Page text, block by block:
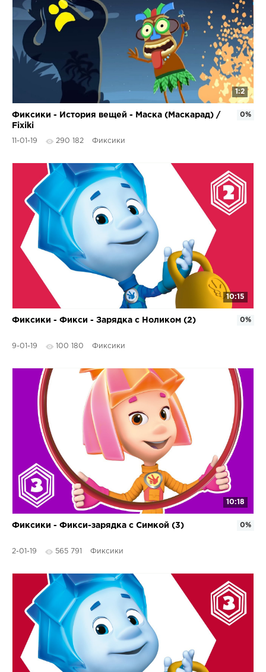
1:2
Фиксики - История вещей - Маска (Маскарад) /
Fixiki
11-01-19 290 182 Фиксики
0%
10:15
Фиксики - Фикси - Зарядка с Ноликом (2)
9-01-19 100 180 Фиксики
0%
10:18
Фиксики - Фикси-зарядка с Симкой (3)
2-01-19 565 791 Фиксики
0%